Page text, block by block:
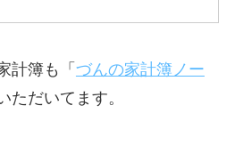
計簿も「 づんの家計簿ノー
ただいてます。